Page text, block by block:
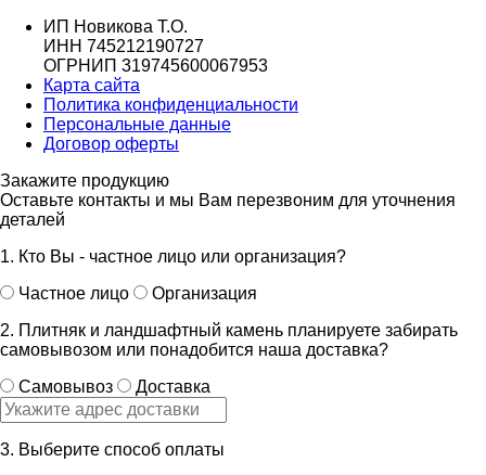
ИП Новикова Т.О.
ИНН 745212190727
ОГРНИП 319745600067953
Карта сайта
Политика конфиденциальности
Персональные данные
Договор оферты
Закажите продукцию
Оставьте контакты и мы Вам перезвоним для уточнения
деталей
1. Кто Вы - частное лицо или организация?
Частное лицо
Организация
2. Плитняк и ландшафтный камень планируете забирать
самовывозом или понадобится наша доставка?
Самовывоз
Доставка
3. Выберите способ оплаты